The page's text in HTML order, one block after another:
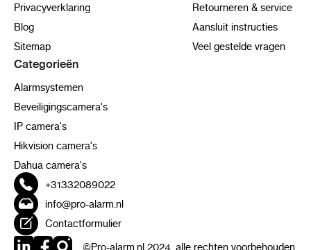
Privacyverklaring
Blog
Sitemap
Retourneren & service
Aansluit instructies
Veel gestelde vragen
Categorieën
Alarmsystemen
Beveiligingscamera's
IP camera's
Hikvision camera's
Dahua camera's
+31332089022
info@pro-alarm.nl
Contactformulier
©Pro-alarm.nl 2024, alle rechten voorbehouden.